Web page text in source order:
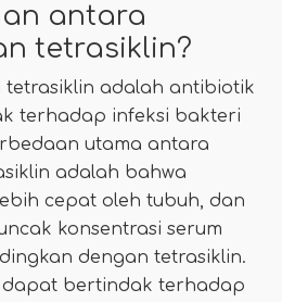
antara
tetrasiklin?
tetrasiklin adalah antibiotik
terhadap infeksi bakteri
utama antara
adalah bahwa
cepat oleh tubuh, dan
konsentrasi serum
dengan tetrasiklin.
dapat bertindak terhadap